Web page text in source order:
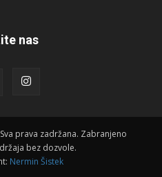
nas
prava zadržana. Zabranjeno
bez dozvole.
Nermin Šistek